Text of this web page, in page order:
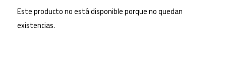
Este producto no está disponible porque no quedan
existencias.